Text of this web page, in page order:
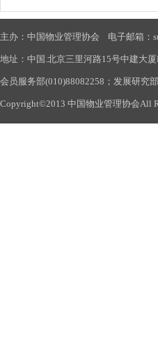
主办：中国物业管理协会 电子邮箱：
地址：中国.北京三里河路15号中建大
会员服务部(010)88082258；发展研究
Copyright©2013 中国物业管理协会All